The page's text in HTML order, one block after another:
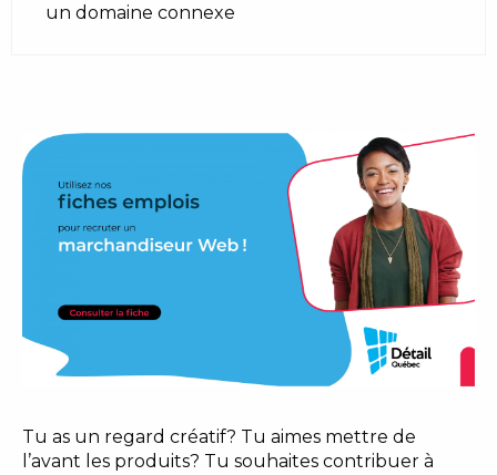
un domaine connexe
Tu as un regard créatif? Tu aimes mettre de
l’avant les produits? Tu souhaites contribuer à